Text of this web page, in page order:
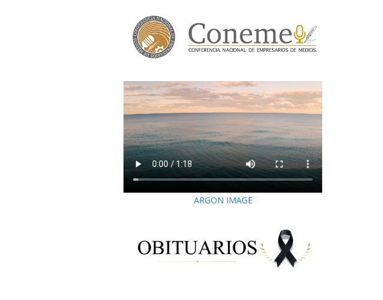
ARGON IMAGE